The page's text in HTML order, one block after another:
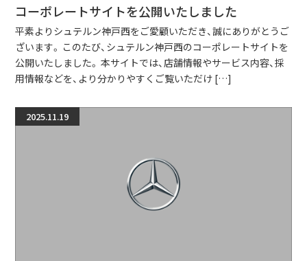
コーポレートサイトを公開いたしました
平素よりシュテルン神戸西をご愛顧いただき、誠にありがとうご
ざいます。 このたび、シュテルン神戸西のコーポレートサイトを
公開いたしました。 本サイトでは、店舗情報やサービス内容、採
用情報などを、より分かりやすくご覧いただけ […]
2025.11.19